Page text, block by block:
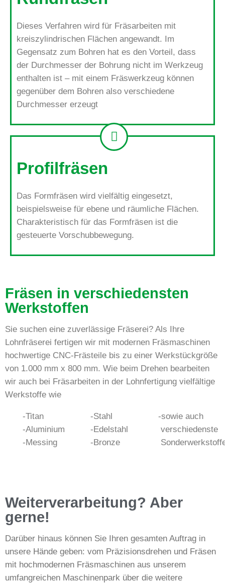
Dieses Verfahren wird für Fräsarbeiten mit
kreiszylindrischen Flächen angewandt. Im
Gegensatz zum Bohren hat es den Vorteil, dass
der Durchmesser der Bohrung nicht im Werkzeug
enthalten ist – mit einem Fräswerkzeug können
gegenüber dem Bohren also verschiedene
Durchmesser erzeugt
Profilfräsen
Das Formfräsen wird vielfältig eingesetzt,
beispielsweise für ebene und räumliche Flächen.
Charakteristisch für das Formfräsen ist die
gesteuerte Vorschubbewegung.
Fräsen in verschiedensten
Werkstoffen
Sie suchen eine zuverlässige Fräserei? Als Ihre
Lohnfräserei fertigen wir mit modernen Fräsmaschinen
hochwertige CNC-Frästeile bis zu einer Werkstückgröße
von 1.000 mm x 800 mm. Wie beim Drehen bearbeiten
wir auch bei Fräsarbeiten in der Lohnfertigung vielfältige
Werkstoffe wie
Titan
Aluminium
Messing
Stahl
Edelstahl
Bronze
sowie auch
verschiedenste
Weiterverarbeitung? Aber
gerne!
Darüber hinaus können Sie Ihren gesamten Auftrag in
unsere Hände geben: vom Präzisionsdrehen und Fräsen
mit hochmodernen Fräsmaschinen aus unserem
umfangreichen Maschinenpark über die weitere